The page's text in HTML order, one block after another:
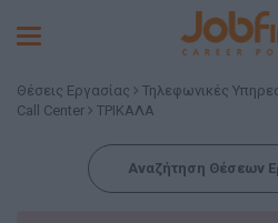
Toggle
Θέσεις Εργασίας Τηλεφωνικές
Call Center
ΤΡΙΚΑΛΑ
Αναζήτηση Θέσεων